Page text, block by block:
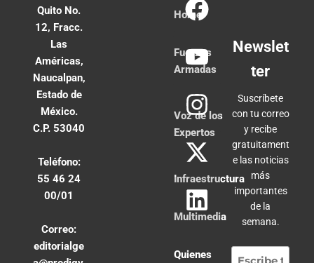
Quito No.
12, Fracc.
Las
Américas,
Naucalpan,
Estado de
México.
C.P. 53040
Teléfono:
55 46 24
00/01
Correo:
editorialge
Home
Fuerzas
Armadas
Voz de los
Expertos
Infraestructura
Multimedia
Quienes
Newslet
ter
Suscríbete
con tu correo
y recibe
gratuitament
e las noticias
más
importantes
de la
semana.